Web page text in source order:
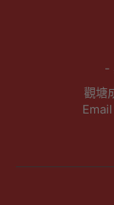
-
觀塘